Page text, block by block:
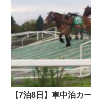
【7泊8日】車中泊カ